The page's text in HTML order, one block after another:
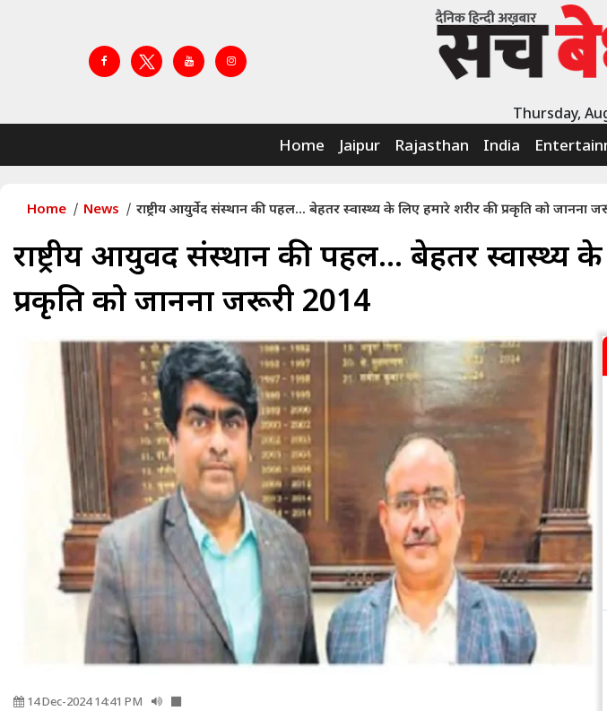
Thursday,
Home Jaipur Rajasthan India
Home News राष्ट्रीय आयुर्वेद संस्थान की पहल... बेहतर स्वास्थ्य के लिए हमारे शरीर की प्रकृति को जानना
राष्ट्रीय आयुर्वेद संस्थान की पहल... बेहतर स्वास्थ्य
प्रकृति को जानना जरूरी 2014
14 Dec-2024 14:41 PM